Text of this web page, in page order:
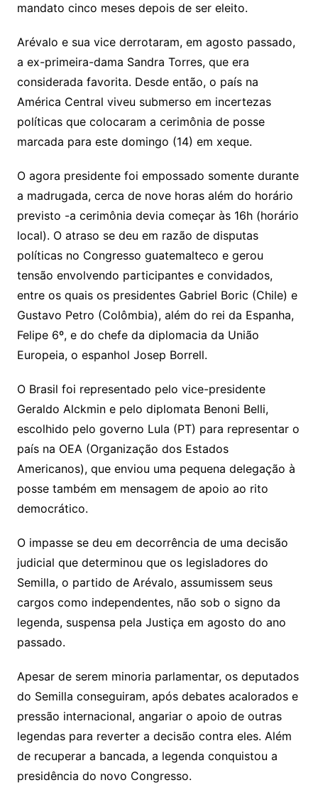
mandato cinco meses depois de ser eleito.
Arévalo e sua vice derrotaram, em agosto passado,
a ex-primeira-dama Sandra Torres, que era
considerada favorita. Desde então, o país na
América Central viveu submerso em incertezas
políticas que colocaram a cerimônia de posse
marcada para este domingo (14) em xeque.
O agora presidente foi empossado somente durante
a madrugada, cerca de nove horas além do horário
previsto -a cerimônia devia começar às 16h (horário
local). O atraso se deu em razão de disputas
políticas no Congresso guatemalteco e gerou
tensão envolvendo participantes e convidados,
entre os quais os presidentes Gabriel Boric (Chile) e
Gustavo Petro (Colômbia), além do rei da Espanha,
Felipe 6º, e do chefe da diplomacia da União
Europeia, o espanhol Josep Borrell.
O Brasil foi representado pelo vice-presidente
Geraldo Alckmin e pelo diplomata Benoni Belli,
escolhido pelo governo Lula (PT) para representar o
país na OEA (Organização dos Estados
Americanos), que enviou uma pequena delegação à
posse também em mensagem de apoio ao rito
democrático.
O impasse se deu em decorrência de uma decisão
judicial que determinou que os legisladores do
Semilla, o partido de Arévalo, assumissem seus
cargos como independentes, não sob o signo da
legenda, suspensa pela Justiça em agosto do ano
passado.
Apesar de serem minoria parlamentar, os deputados
do Semilla conseguiram, após debates acalorados e
pressão internacional, angariar o apoio de outras
legendas para reverter a decisão contra eles. Além
de recuperar a bancada, a legenda conquistou a
presidência do novo Congresso.